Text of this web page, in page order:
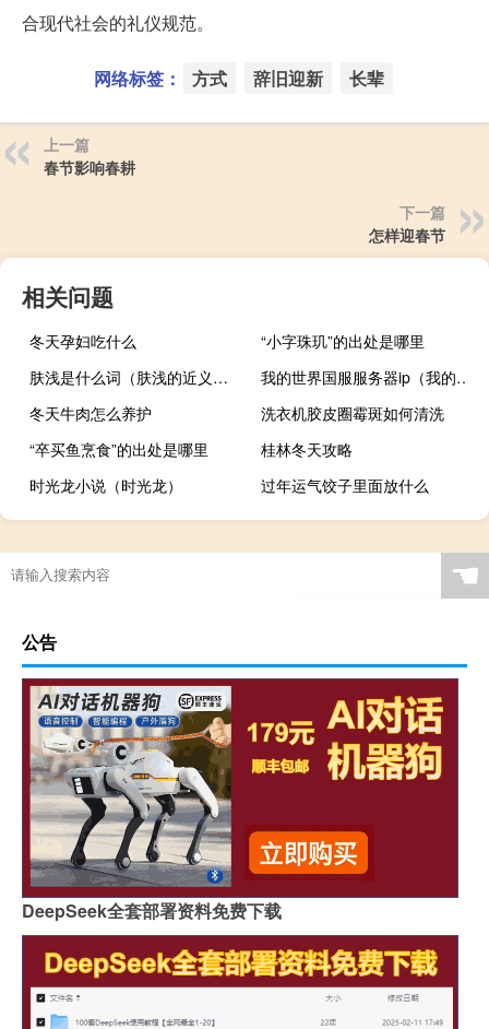
合现代社会的礼仪规范。
网络标签： 方式 辞旧迎新 长辈
上一篇
春节影响春耕
下一篇
怎样迎春节
相关问题
冬天孕妇吃什么
“小字珠玑”的出处是哪里
肤浅是什么词（肤浅的近义词）
我的世界国服服务器ip（我的世界国服服务器）
冬天牛肉怎么养护
洗衣机胶皮圈霉斑如何清洗
“卒买鱼烹食”的出处是哪里
桂林冬天攻略
时光龙小说（时光龙）
过年运气饺子里面放什么
☚
公告
DeepSeek全套部署资料免费下载